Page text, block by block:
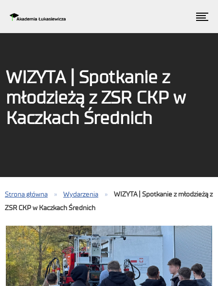
WIZYTA | Spotkanie z
młodzieżą z ZSR CKP w
Kaczkach Średnich
Strona główna » Wydarzenia »
WIZYTA | Spotkanie z młodzieżą z
ZSR CKP w Kaczkach Średnich